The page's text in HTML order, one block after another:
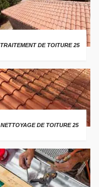
TRAITEMENT DE TOITURE 25
NETTOYAGE DE TOITURE 25